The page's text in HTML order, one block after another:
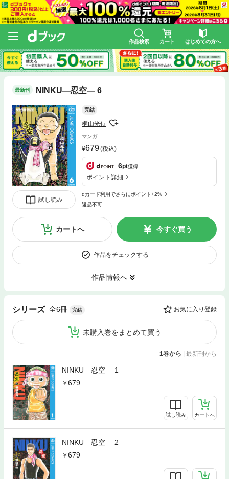
作品検索 カート はじめての方へ
最新刊 NINKU―忍空― 6
試し読み
完結
桐山光侍
マンガ
679(税込)
6pt獲得
ポイント詳細
dカード利用でさらにポイント+2%
返品不可
カートへ 今すぐ買う
作品をチェックする
作品情報へ
シリーズ 全6冊 完結 お気に入り登録
未購入巻をまとめて買う
1巻から 最新刊から
NINKU―忍空― 1
679
試し読み カートへ
NINKU―忍空― 2
679